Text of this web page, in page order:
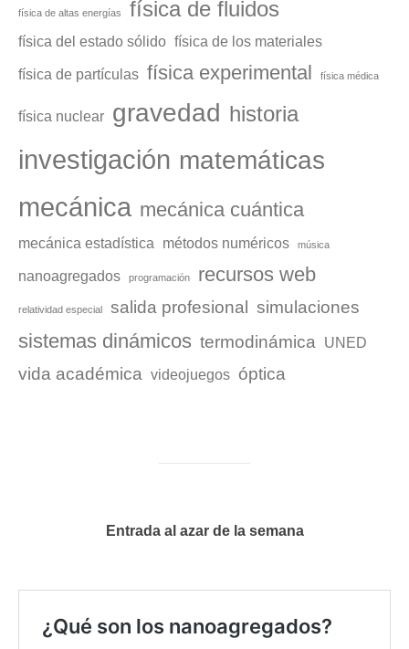
física de altas energías física de fluidos
física del estado sólido física de los materiales
física de partículas física experimental física médica
física nuclear gravedad historia
investigación matemáticas
mecánica mecánica cuántica
mecánica estadística métodos numéricos música
nanoagregados programación recursos web
relatividad especial salida profesional simulaciones
sistemas dinámicos termodinámica UNED
vida académica videojuegos óptica
Entrada al azar de la semana